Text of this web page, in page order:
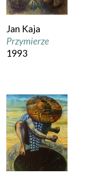
Jan Kaja
Przymierze
1993